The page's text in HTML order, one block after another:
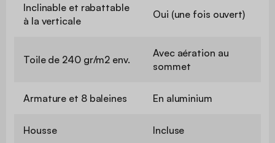
Inclinable et rabattable
à la verticale
Oui (une fois ouvert)
Toile de 240 gr/m2 env.
Avec aération au
sommet
Armature et 8 baleines En aluminium
Housse Incluse